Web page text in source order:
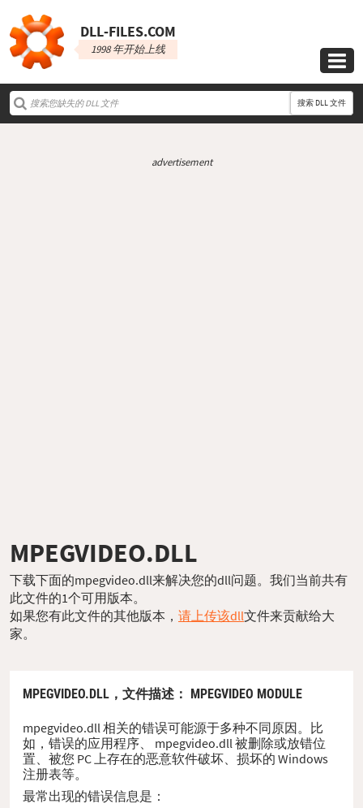
DLL‑FILES.COM
1998 年开始上线

搜索 DLL 文件
advertisement
MPEGVIDEO.DLL
下载下面的mpegvideo.dll来解决您的dll问题。我们当前共有
此文件的1个可用版本。
如果您有此文件的其他版本， 请上传该dll文件来贡献给大
家。
MPEGVIDEO.DLL， 文件描述 ： MPEGVIDEO MODULE
mpegvideo.dll 相关的错误可能源于多种不同原因。比
如，错误的应用程序、 mpegvideo.dll 被删除或放错位
置、被您 PC 上存在的恶意软件破坏、损坏的 Windows
注册表等。
最常出现的错误信息是：